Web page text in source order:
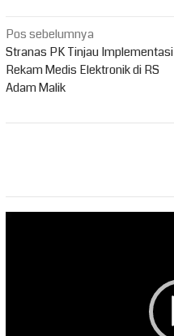
Navigasi
pos
Pos sebelumnya
Stranas PK Tinjau Implementasi
Rekam Medis Elektronik di RS
Adam Malik